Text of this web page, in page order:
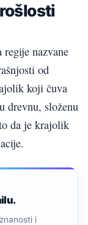
nazvane
od
koji čuva
drevnu, složenu
da je krajolik
i